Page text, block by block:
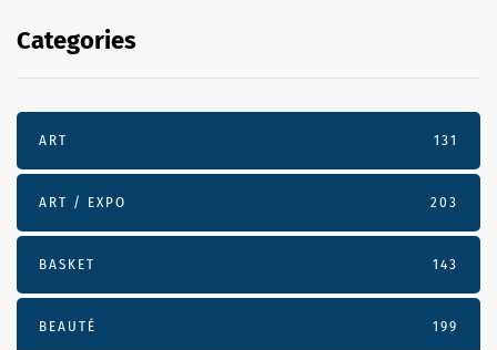
Categories
ART 131
ART / EXPO 203
BASKET 143
BEAUTÉ 199